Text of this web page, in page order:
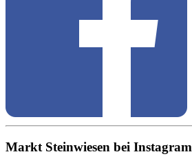
Markt Steinwiesen bei Instagram